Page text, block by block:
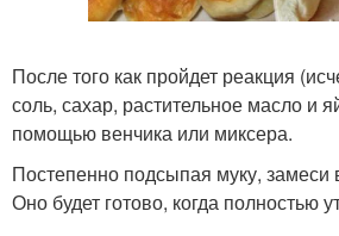
После того как пройдет реакция
соль, сахар, растительное масло и
помощью венчика или миксера.
Постепенно подсыпая муку, замеси
Оно будет готово, когда полностью